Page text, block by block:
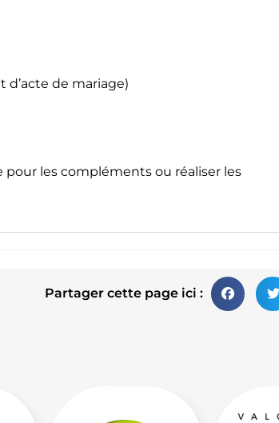
d’acte de mariage)
pour les compléments ou réaliser les
Partager cette page ici :